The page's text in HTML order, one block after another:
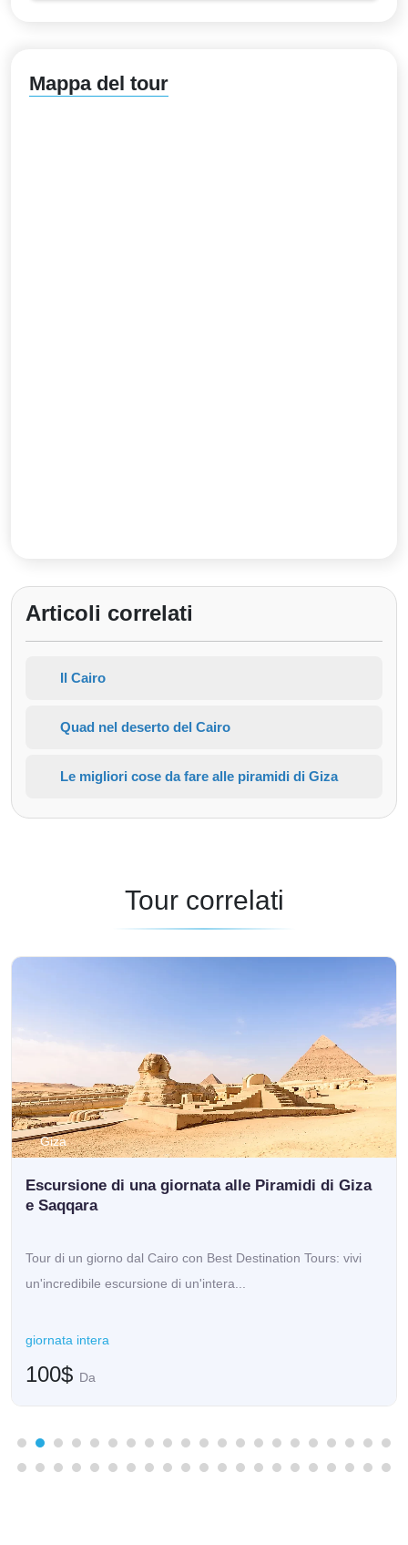
Mappa del tour
Articoli correlati
Il Cairo
Quad nel deserto del Cairo
Le migliori cose da fare alle piramidi di Giza
Tour correlati
Giza
Escursione di una giornata alle Piramidi di Giza
e Saqqara
Tour di un giorno dal Cairo con Best Destination Tours: vivi
un'incredibile escursione di un'intera...
giornata intera
100$ Da